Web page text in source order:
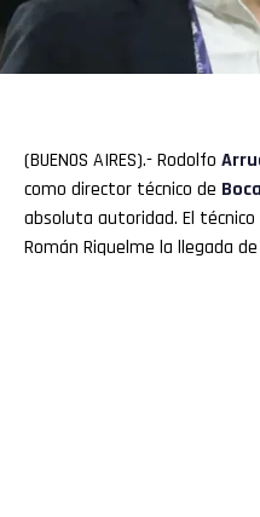
(BUENOS AIRES).- Rodolfo
como director técnico de
absoluta autoridad. El
Román Riquelme la llegada